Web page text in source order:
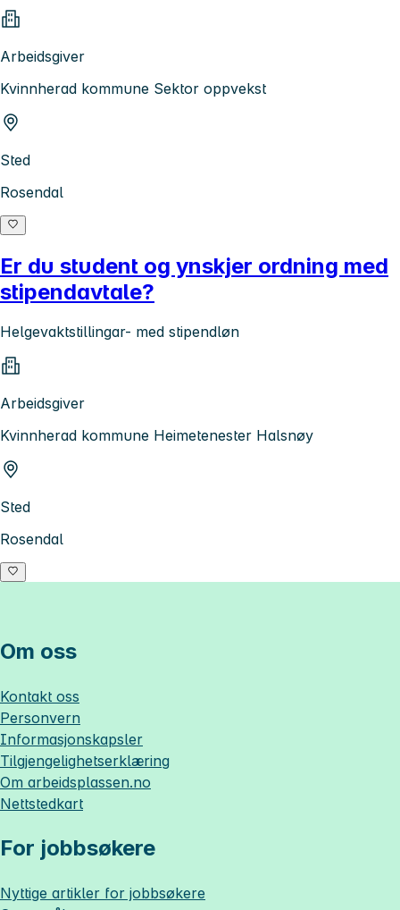
Arbeidsgiver
Kvinnherad kommune Sektor oppvekst
Sted
Rosendal
Er du student og ynskjer ordning med
stipendavtale?
Helgevaktstillingar- med stipendløn
Arbeidsgiver
Kvinnherad kommune Heimetenester Halsnøy
Sted
Rosendal
Om oss
Kontakt oss
Personvern
Informasjonskapsler
Tilgjengelighetserklæring
Om arbeidsplassen.no
Nettstedkart
For jobbsøkere
Nyttige artikler for jobbsøkere